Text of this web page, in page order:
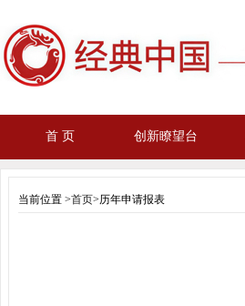
首 页 创新瞭望台
当前位置 >首页>历年申请报表